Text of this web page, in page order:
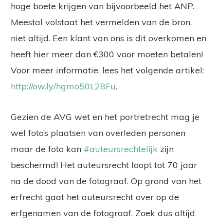
hoge boete krijgen van bijvoorbeeld het ANP.
Meestal volstaat het vermelden van de bron,
niet altijd. Een klant van ons is dit overkomen en
heeft hier meer dan €300 voor moeten betalen!
Voor meer informatie, lees het volgende artikel:
http://ow.ly/hgmo50L28Fu.
Gezien de AVG wet en het portretrecht mag je
wel foto’s plaatsen van overleden personen
maar de foto kan #auteursrechtelijk zijn
beschermd! Het auteursrecht loopt tot 70 jaar
na de dood van de fotograaf. Op grond van het
erfrecht gaat het auteursrecht over op de
erfgenamen van de fotograaf. Zoek dus altijd